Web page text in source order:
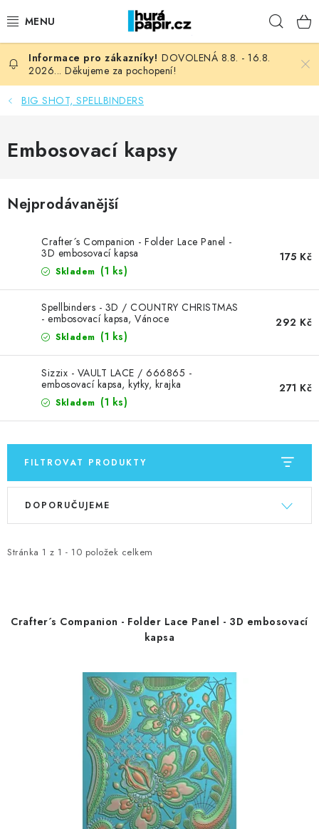
na
NOVINKY
HURÁ DÍLNA
KURZY NATY LYSAK
OBLÍBENÉ ♥️
MOJE OBJEDNÁVKA
ZNAČKY
Doprava Kontakty Moje objednávka
Hodnocení obchodu
Obchodní podmínky
Podmínky ochrany osobních údajů
Ověřování recenzí
Jak nakupovat
DOVOLENÁ 8.8. - 16.8.
2026... Děkujeme za pochopení!
BIG SHOT, SPELLBINDERS
Embosovací kapsy
Nejprodávanější
Crafter´s Companion - Folder Lace Panel -
3D embosovací kapsa
Skladem (1 ks)
175 Kč
Spellbinders - 3D / COUNTRY CHRISTMAS
- embosovací kapsa, Vánoce
Skladem (1 ks)
292 Kč
Sizzix - VAULT LACE / 666865 -
embosovací kapsa, kytky, krajka
Skladem (1 ks)
271 Kč
FILTROVAT PRODUKTY
V
i
r
Stránka 1 z 1 - 10 položek celkem
Ř
e
p
DOPORUČUJEME
Crafter´s Companion - Folder Lace Panel - 3D embosovací
kapsa